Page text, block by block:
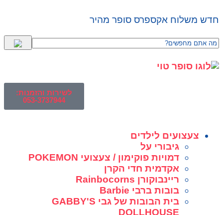
חדש משלוח אקספרס סופר מהיר
לשירות והזמנות:
053-3737944
צעצועים לילדים
גיבורי על
דמויות פוקימון / צעצועי POKEMON
אקדמית חדי הקרן
ריינבוקורן Rainbocorns
בובות ברבי Barbie
בית הבובות של גבי GABBY'S
DOLLHOUSE